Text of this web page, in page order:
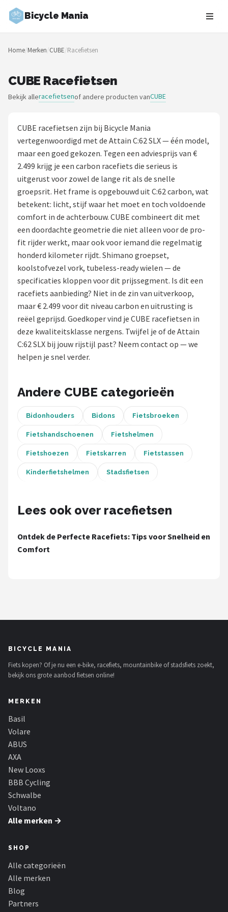
Bicycle Mania
Zoeken
NAVIGATIE
Merken
Fietsroutes
Kinderfietsen
Stadsfietsen
Elektrische fietsen
Mountainbikes
Shop
Basil
Volare
ABUS
New Looxs
BBB Cycling
Shimano
Cortina
Home/Merken/CUBE/Racefietsen
CUBE Racefietsen
Bekijk alleracefietsenof andere producten vanCUBE
CUBE racefietsen zijn bij Bicycle Mania
vertegenwoordigd met de Attain C:62 SLX — één model,
maar een goed gekozen. Tegen een adviesprijs van €
2.499 krijg je een carbon racefiets die serieus is
uitgerust voor zowel de lange rit als de snelle
groepsrit. Het frame is opgebouwd uit C:62 carbon, wat
betekent: licht, stijf waar het moet en toch voldoende
comfort in de achterbouw. CUBE combineert dit met
een doordachte geometrie die niet alleen voor de pro-
fit rijder werkt, maar ook voor iemand die regelmatig
honderd kilometer rijdt. Shimano groepset,
koolstofvezel vork, tubeless-ready wielen — de
specificaties kloppen voor dit prijssegment. Is dit een
racefiets aanbieding? Niet in de zin van uitverkoop,
maar € 2.499 voor dit niveau carbon en uitrusting is
reëel geprijsd. Goedkoper vind je CUBE racefietsen in
deze kwaliteitsklasse nergens. Twijfel je of de Attain
C:62 SLX bij jouw rijstijl past? Neem contact op — we
helpen je snel verder.
Andere CUBE categorieën
Bidonhouders Bidons Fietsbroeken
Fietshandschoenen Fietshelmen
Fietshoezen Fietskarren Fietstassen
Kinderfietshelmen Stadsfietsen
Lees ook over racefietsen
Ontdek de Perfecte Racefiets: Tips voor Snelheid en
Comfort
BICYCLE MANIA
Fiets kopen? Of je nu een e-bike, racefiets, mountainbike of stadsfiets zoekt,
bekijk ons grote aanbod fietsen online!
MERKEN
Basil
Volare
ABUS
AXA
New Looxs
BBB Cycling
Schwalbe
Voltano
Alle merken →
SHOP
Alle categorieën
Alle merken
Blog
Partners